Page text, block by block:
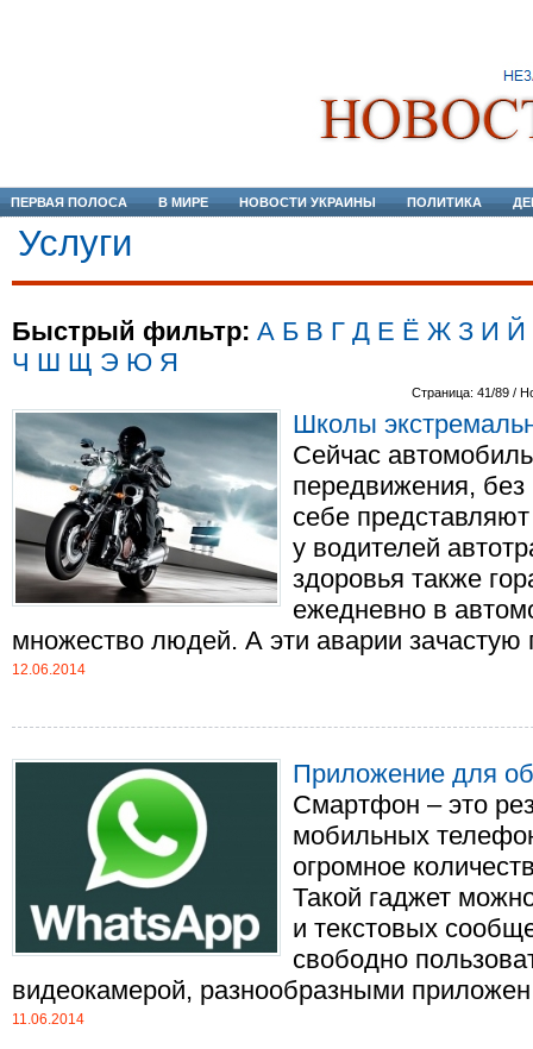
ПЕРВАЯ ПОЛОСА В МИРЕ НОВОСТИ УКРАИНЫ ПОЛИТИКА
Услуги
Быстрый фильтр: А Б В Г Д Е Ё Ж З И Й
Ч Ш Щ Э Ю Я
Страница: 41/89 /
Школы
Сейчас
передвижения, без
себе
у водителей
здоровья также
ежедневно в
множество людей. А эти аварии зачастую
12.06.2014
Приложение для
Смартфон – это
мобильных
огромное
Такой гаджет
и текстовых
свободно
видеокамерой, разнообразными
11.06.2014